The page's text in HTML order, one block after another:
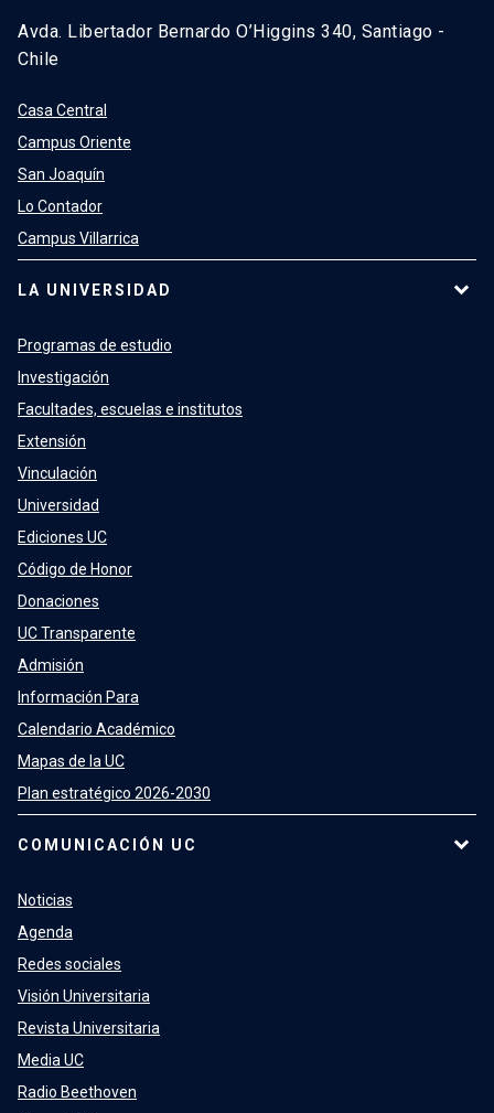
Avda. Libertador Bernardo O’Higgins 340, Santiago -
Chile
Casa Central
Campus Oriente
San Joaquín
Lo Contador
Campus Villarrica
LA UNIVERSIDAD
Programas de estudio
Investigación
Facultades, escuelas e institutos
Extensión
Vinculación
Universidad
Ediciones UC
Código de Honor
Donaciones
UC Transparente
Admisión
Información Para
Calendario Académico
Mapas de la UC
Plan estratégico 2026-2030
COMUNICACIÓN UC
Noticias
Agenda
Redes sociales
Visión Universitaria
Revista Universitaria
Media UC
Radio Beethoven